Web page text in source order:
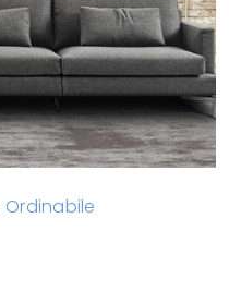
Ordinabile